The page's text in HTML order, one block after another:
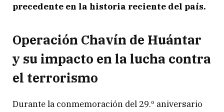
precedente en la historia reciente del país.
Operación Chavín de Huántar
y su impacto en la lucha contra
el terrorismo
Durante la conmemoración del 29.º aniversario